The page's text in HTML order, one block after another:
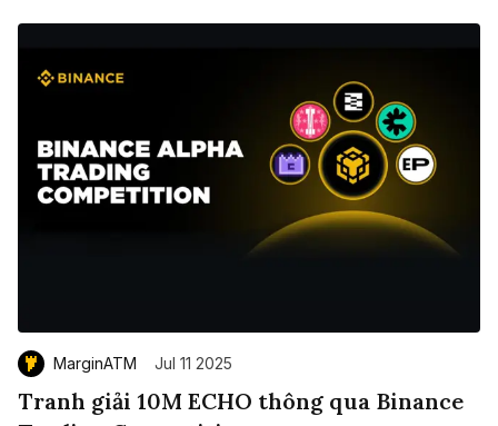
MarginATM Jul 11 2025
Tranh giải 10M ECHO thông qua Binance